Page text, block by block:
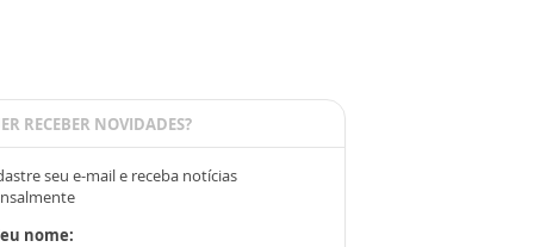
RECEBER NOVIDADES?
seu e-mail e receba notícias
nome: